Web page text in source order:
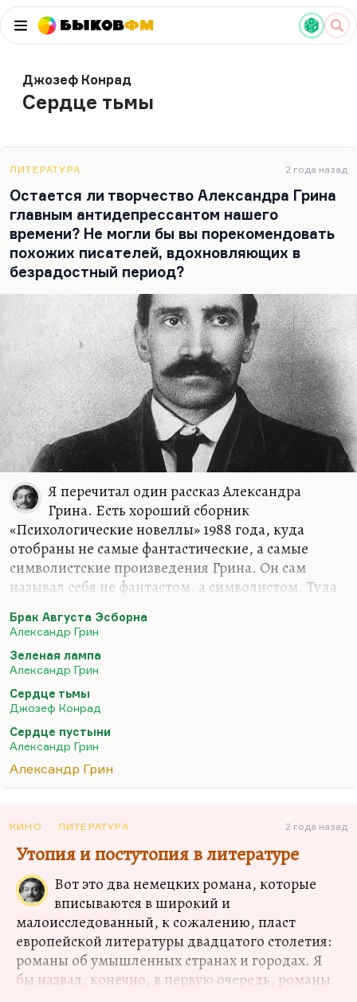
БыковФМ
Джозеф Конрад
Сердце тьмы
ЛИТЕРАТУРА 2 года назад
Остается ли творчество Александра Грина
главным антидепрессантом нашего
времени? Не могли бы вы порекомендовать
похожих писателей, вдохновляющих в
безрадостный период?
Я перечитал один рассказ Александра
Грина. Есть хороший сборник
«Психологические новеллы» 1988 года, куда
отобраны не самые фантастические, а самые
символистские произведения Грина. Он сам
называл себя не фантастом, а символистом. Туда
«Брака Августа Эсборна». И вот там есть такой
рассказ, совершенно я его не помнил. Может
быть, я его не читал вовсе. «Элда и Анготэя». Этот
рассказ меня потряс абсолютно, меня глубоко
перепахал. Я мог бы в порядке эксперимента
рассказать его завязку, чтобы посмотреть, как вы
будете его продолжать.
Значит, у Грина есть гениальные рассказы,
гениальные завязки, которые слабо развязаны.
Брак Августа Эсборна
Александр Грин
Зеленая лампа
Александр Грин
Сердце тьмы
Джозеф Конрад
Сердце пустыни
Александр Грин
Александр Грин
КИНО ЛИТЕРАТУРА 2 года назад
Утопия и постутопия в литературе
Вот это два немецких романа, которые
вписываются в широкий и
малоисследованный, к сожалению, пласт
европейской литературы двадцатого столетия:
романы об умышленных странах и городах. Я
бы назвал, конечно, в первую очередь, романы